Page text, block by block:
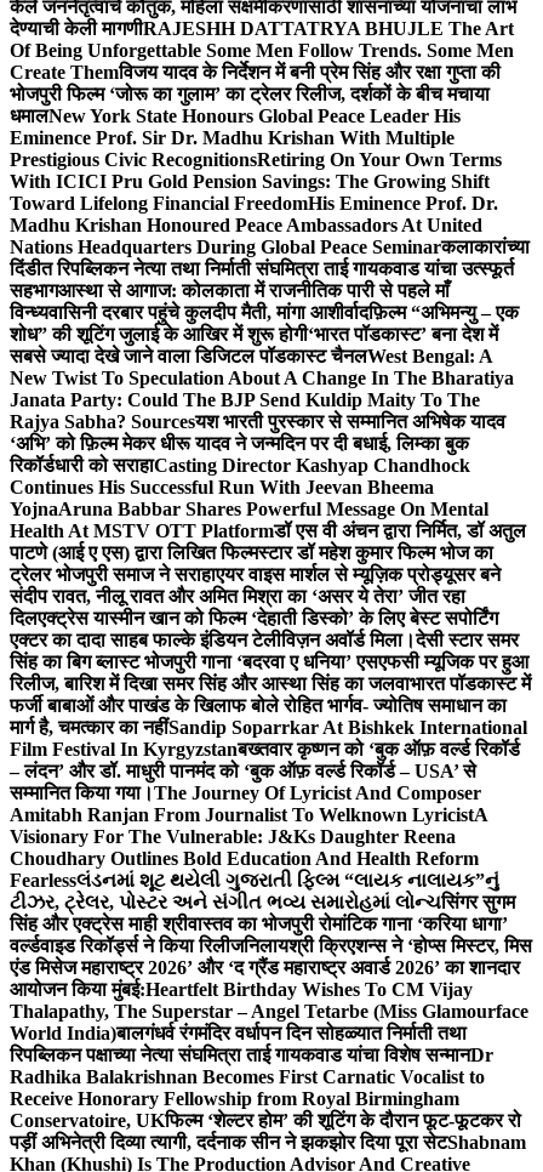
केले जननेतृत्वाचे कौतुक, महिला सक्षमीकरणासाठी शासनाच्या योजनांचा लाभ
देण्याची केली मागणीRAJESHH DATTATRYA BHUJLE The Art
Of Being Unforgettable Some Men Follow Trends. Some Men
Create Themविजय यादव के निर्देशन में बनी प्रेम सिंह और रक्षा गुप्ता की
भोजपुरी फिल्म ‘जोरू का गुलाम’ का ट्रेलर रिलीज, दर्शकों के बीच मचाया
धमालNew York State Honours Global Peace Leader His
Eminence Prof. Sir Dr. Madhu Krishan With Multiple
Prestigious Civic RecognitionsRetiring On Your Own Terms
With ICICI Pru Gold Pension Savings: The Growing Shift
Toward Lifelong Financial FreedomHis Eminence Prof. Dr.
Madhu Krishan Honoured Peace Ambassadors At United
Nations Headquarters During Global Peace Seminarकलाकारांच्या
दिंडीत रिपब्लिकन नेत्या तथा निर्माती संघमित्रा ताई गायकवाड यांचा उत्स्फूर्त
सहभागआस्था से आगाज: कोलकाता में राजनीतिक पारी से पहले माँ
विन्ध्यवासिनी दरबार पहुंचे कुलदीप मैती, मांगा आशीर्वादफ़िल्म “अभिमन्यु – एक
शोध” की शूटिंग जुलाई के आखिर में शुरू होगी‘भारत पॉडकास्ट’ बना देश में
सबसे ज्यादा देखे जाने वाला डिजिटल पॉडकास्ट चैनलWest Bengal: A
New Twist To Speculation About A Change In The Bharatiya
Janata Party: Could The BJP Send Kuldip Maity To The
Rajya Sabha? Sourcesयश भारती पुरस्कार से सम्मानित अभिषेक यादव
‘अभि’ को फ़िल्म मेकर धीरू यादव ने जन्मदिन पर दी बधाई, लिम्का बुक
रिकॉर्डधारी को सराहाCasting Director Kashyap Chandhock
Continues His Successful Run With Jeevan Bheema
YojnaAruna Babbar Shares Powerful Message On Mental
Health At MSTV OTT Platformडॉ एस वी अंचन द्वारा निर्मित, डॉ अतुल
पाटणे (आई ए एस) द्वारा लिखित फिल्मस्टार डॉ महेश कुमार फिल्म भोज का
ट्रेलर भोजपुरी समाज ने सराहाएयर वाइस मार्शल से म्यूज़िक प्रोड्यूसर बने
संदीप रावत, नीलू रावत और अमित मिश्रा का ‘असर ये तेरा’ जीत रहा
दिलएक्ट्रेस यास्मीन खान को फिल्म ‘देहाती डिस्को’ के लिए बेस्ट सपोर्टिंग
एक्टर का दादा साहब फाल्के इंडियन टेलीविज़न अवॉर्ड मिला।देसी स्टार समर
सिंह का बिग ब्लास्ट भोजपुरी गाना ‘बदरवा ए धनिया’ एसएफसी म्यूजिक पर हुआ
रिलीज, बारिश में दिखा समर सिंह और आस्था सिंह का जलवाभारत पॉडकास्ट में
फर्जी बाबाओं और पाखंड के खिलाफ बोले रोहित भार्गव- ज्योतिष समाधान का
मार्ग है, चमत्कार का नहींSandip Soparrkar At Bishkek International
Film Festival In Kyrgyzstanबख्तवार कृष्णन को ‘बुक ऑफ़ वर्ल्ड रिकॉर्ड
– लंदन’ और डॉ. माधुरी पानमंद को ‘बुक ऑफ़ वर्ल्ड रिकॉर्ड – USA’ से
सम्मानित किया गया।The Journey Of Lyricist And Composer
Amitabh Ranjan From Journalist To Welknown LyricistA
Visionary For The Vulnerable: J&Ks Daughter Reena
Choudhary Outlines Bold Education And Health Reform
Fearlessલંડનમાં શૂટ થયેલી ગુજરાતી ફિલ્મ “લાયક નાલાયક”નું
ટીઝર, ટ્રેલર, પોસ્ટર અને સંગીત ભવ્ય સમારોહમાં લોન્ચसिंगर सुगम
सिंह और एक्ट्रेस माही श्रीवास्तव का भोजपुरी रोमांटिक गाना ‘करिया धागा’
वर्ल्डवाइड रिकॉर्ड्स ने किया रिलीजनिलायश्री क्रिएशन्स ने ‘होप्स मिस्टर, मिस
एंड मिसेज महाराष्ट्र 2026’ और ‘द ग्रैंड महाराष्ट्र अवार्ड 2026’ का शानदार
आयोजन किया मुंबई:Heartfelt Birthday Wishes To CM Vijay
Thalapathy, The Superstar – Angel Tetarbe (Miss Glamourface
World India)बालगंधर्व रंगमंदिर वर्धापन दिन सोहळ्यात निर्माती तथा
रिपब्लिकन पक्षाच्या नेत्या संघमित्रा ताई गायकवाड यांचा विशेष सन्मानDr
Radhika Balakrishnan Becomes First Carnatic Vocalist to
Receive Honorary Fellowship from Royal Birmingham
Conservatoire, UKफिल्म ‘शेल्टर होम’ की शूटिंग के दौरान फूट-फूटकर रो
पड़ीं अभिनेत्री दिव्या त्यागी, दर्दनाक सीन ने झकझोर दिया पूरा सेटShabnam
Khan (Khushi) Is The Production Advisor And Creative